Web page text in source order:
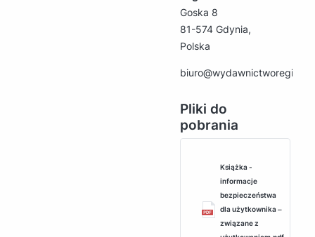
Goska 8
81-574 Gdynia,
Polska
biuro@wydawnictworegion.pl
Pliki do
pobrania
Książka -
informacje
bezpieczeństwa
dla użytkownika ‒
związane z